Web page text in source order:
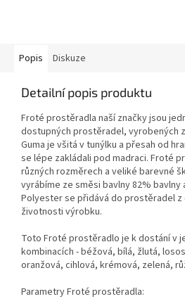
Popis Diskuze
Detailní popis produktu
Froté prostěradla naší značky jsou
dostupných prostěradel, vyrobených
Guma je všitá v tunýlku a přesah od
se lépe zakládali pod madraci. Froté
různých rozměrech a veliké barevné
vyrábíme ze směsi bavlny 82% bavlny
Polyester se přidává do prostěradel
životnosti výrobku.
Toto Froté prostěradlo je k dostání v
kombinacích - béžová, bílá, žlutá,
oranžová, cihlová, krémová, zelená,
Parametry Froté prostěradla: